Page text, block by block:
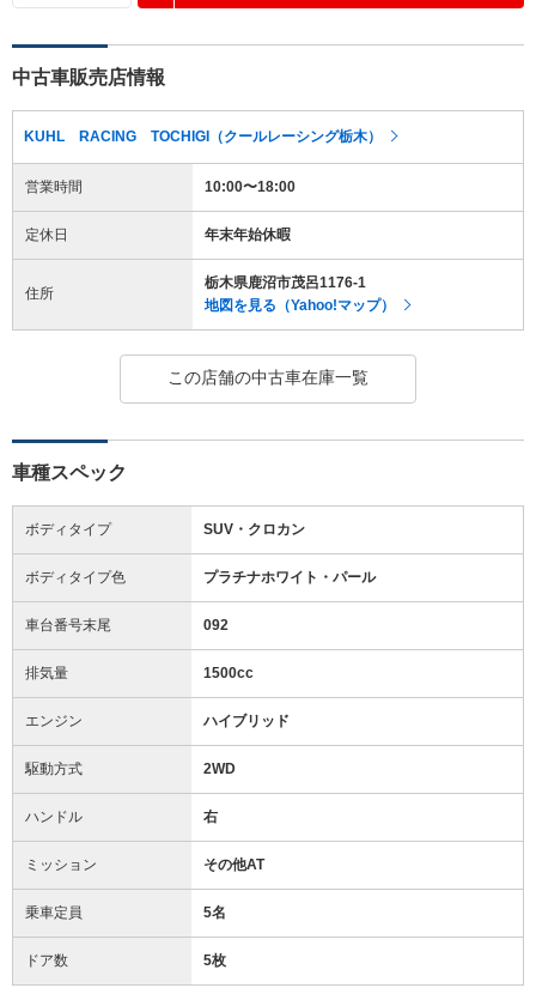
中古車販売店情報
KUHL RACING TOCHIGI（クールレーシング栃木）
営業時間 10:00〜18:00
定休日 年末年始休暇
住所
栃木県鹿沼市茂呂1176-1
地図を見る（Yahoo!マップ）
この店舗の中古車在庫一覧
車種スペック
ボディタイプ SUV・クロカン
ボディタイプ色 プラチナホワイト・パール
車台番号末尾 092
排気量 1500cc
エンジン ハイブリッド
駆動方式 2WD
ハンドル 右
ミッション その他AT
乗車定員 5名
ドア数 5枚